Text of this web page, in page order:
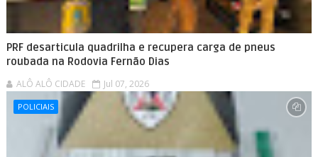
PRF desarticula quadrilha e recupera carga de pneus
roubada na Rodovia Fernão Dias
ALÔ ALÔ CIDADE Jul 07, 2026
POLICIAIS